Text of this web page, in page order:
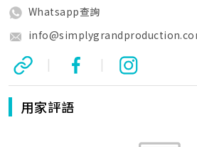
Whatsapp查詢
| |
用家評語